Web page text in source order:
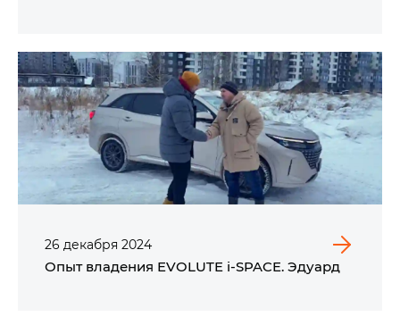
26 декабря 2024
Опыт владения EVOLUTE i‑SPACE. Эдуард